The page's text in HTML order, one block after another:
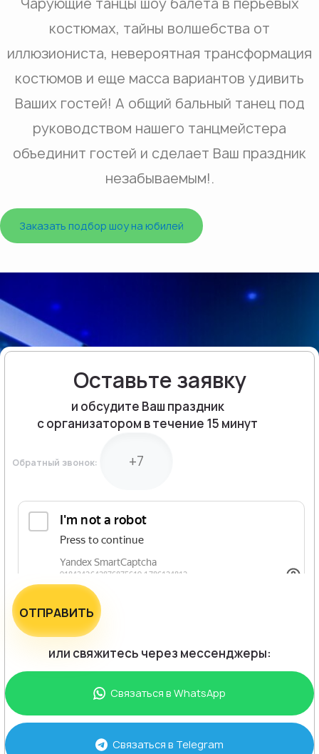
Чарующие танцы шоу балета в перьевых
костюмах, тайны волшебства от
иллюзиониста, невероятная трансформация
костюмов и еще масса вариантов удивить
Ваших гостей! А общий бальный танец под
руководством нашего танцмейстера
объединит гостей и сделает Ваш праздник
незабываемым!.
Заказать подбор шоу на юбилей
Оставьте заявку
и обсудите Ваш праздник
с организатором в течение 15 минут
Обратный звонок:
ОТПРАВИТЬ
или свяжитесь через мессенджеры:
Связаться вWhatsApp
Связаться в Telegram